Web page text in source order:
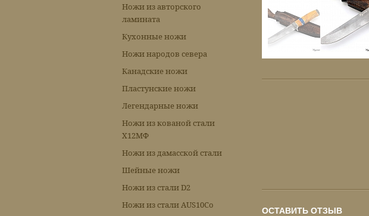
ОСТАВИТЬ ОТЗЫВ
Ножи из авторского
ламината
Кухонные ножи
Ножи народов севера
Канадские ножи
Пластунские ножи
Легендарные ножи
Ножи из кованой стали
Х12МФ
Ножи из дамасской стали
Шейные ножи
Ножи из стали D2
Ножи из стали AUS10Co